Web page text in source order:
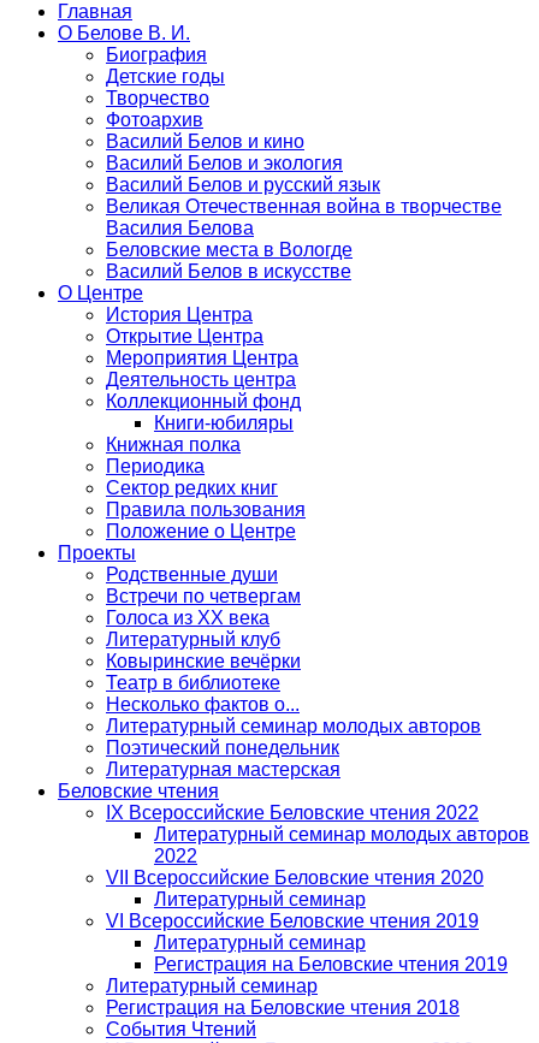
Главная
О Белове В. И.
Биография
Детские годы
Творчество
Фотоархив
Василий Белов и кино
Василий Белов и экология
Василий Белов и русский язык
Великая Отечественная война в творчестве
Василия Белова
Беловские места в Вологде
Василий Белов в искусстве
О Центре
История Центра
Открытие Центра
Мероприятия Центра
Деятельность центра
Коллекционный фонд
Книги-юбиляры
Книжная полка
Периодика
Сектор редких книг
Правила пользования
Положение о Центре
Проекты
Родственные души
Встречи по четвергам
Голоса из ХХ века
Литературный клуб
Ковыринские вечёрки
Театр в библиотеке
Несколько фактов о...
Литературный семинар молодых авторов
Поэтический понедельник
Литературная мастерская
Беловские чтения
IX Всероссийские Беловские чтения 2022
Литературный семинар молодых авторов
2022
VII Всероссийские Беловские чтения 2020
Литературный семинар
VI Всероссийские Беловские чтения 2019
Литературный семинар
Регистрация на Беловские чтения 2019
Литературный семинар
Регистрация на Беловские чтения 2018
События Чтений